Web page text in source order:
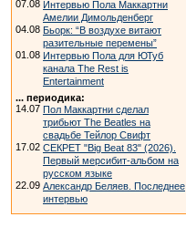
07.08 Интервью Пола Маккартни
Амелии Димольденберг
04.08 Бьорк: “В воздухе витают
разительные перемены”
01.08 Интервью Пола для ЮТуб
канала The Rest is
Entertainment
... периодика:
14.07 Пол Маккартни сделал
трибьют The Beatles на
свадьбе Тейлор Свифт
17.02 СЕКРЕТ "Big Beat 83" (2026).
Первый мерсибит-альбом на
русском языке
22.09 Александр Беляев. Последнее
интервью